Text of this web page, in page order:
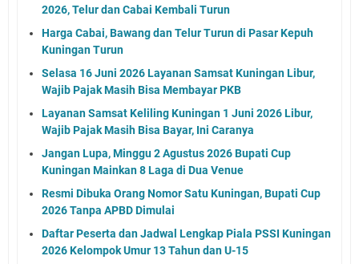
2026, Telur dan Cabai Kembali Turun
Harga Cabai, Bawang dan Telur Turun di Pasar Kepuh
Kuningan Turun
Selasa 16 Juni 2026 Layanan Samsat Kuningan Libur,
Wajib Pajak Masih Bisa Membayar PKB
Layanan Samsat Keliling Kuningan 1 Juni 2026 Libur,
Wajib Pajak Masih Bisa Bayar, Ini Caranya
Jangan Lupa, Minggu 2 Agustus 2026 Bupati Cup
Kuningan Mainkan 8 Laga di Dua Venue
Resmi Dibuka Orang Nomor Satu Kuningan, Bupati Cup
2026 Tanpa APBD Dimulai
Daftar Peserta dan Jadwal Lengkap Piala PSSI Kuningan
2026 Kelompok Umur 13 Tahun dan U-15